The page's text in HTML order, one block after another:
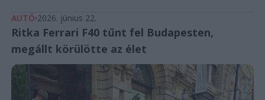
AUTÓ 2026. június 22.
Ritka Ferrari F40 tűnt fel Budapesten,
megállt körülötte az élet